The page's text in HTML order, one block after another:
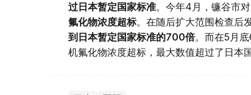
过日本暂定国家标准。今年4月，镰谷市
氟化物浓度超标。在随后扩大范围检查后
到日本暂定国家标准的700倍。而在5月
机氟化物浓度超标，最大数值超过了日本